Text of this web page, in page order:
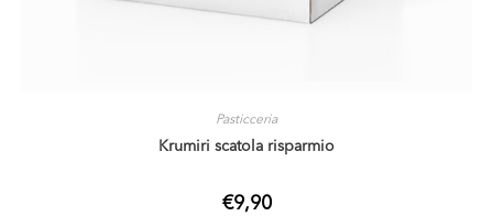
Pasticceria
Krumiri scatola risparmio
€9,90